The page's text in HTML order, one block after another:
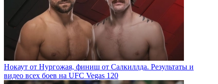
Нокаут от Нургожая, финиш от Салкиллда. Результаты и
видео всех боев на UFC Vegas 120